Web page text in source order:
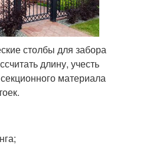
столбы для забора
длину, учесть
материала